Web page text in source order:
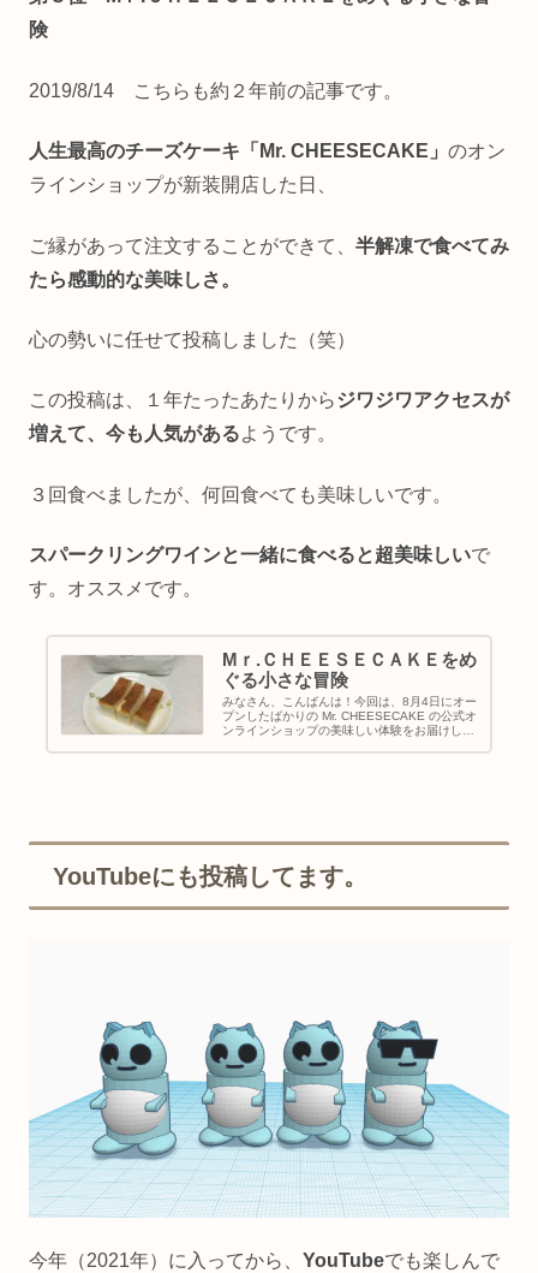
険
2019/8/14 こちらも約２年前の記事です。
人生最高のチーズケーキ「Mr. CHEESECAKE」 のオン
ラインショップが新装開店した日、
ご縁があって注文することができて、 半解凍で食べてみ
たら感動的な美味しさ。
心の勢いに任せて投稿しました（笑）
この投稿は、１年たったあたりからジワジワアクセスが
増えて、今も人気があるようです。
３回食べましたが、何回食べても美味しいです。
スパークリングワインと一緒に食べると超美味しいで
す。オススメです。
Mｒ.ＣＨＥＥＳＥＣＡＫＥをめ
ぐる小さな冒険
みなさん、こんばんは！今回は、8月4日にオー
プンしたばかりの Mr. CHEESECAKE の公式オ
ンラインショップの美味しい体験をお届けしま
YouTubeにも投稿してます。
今年（2021年）に入ってから、 YouTubeでも楽しんで